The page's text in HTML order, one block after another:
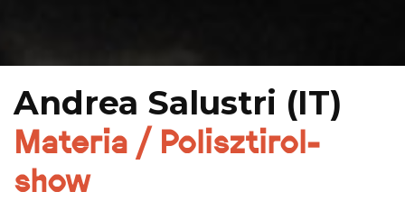
Andrea Salustri (IT)
Materia / Polisztirol-
show